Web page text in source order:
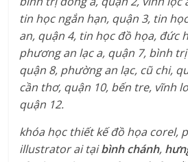
tin học ngắn hạn, quận 3, tin
an, quận 4, tin học đồ họa, đức
phương an lạc a, quận 7, bình
quận 8, phường an lạc, cũ chi,
cần thơ, quận 10, bến tre, vĩnh
quận 12.
khóa học thiết kế đồ họa corel,
illustrator ai tạibình chánh,